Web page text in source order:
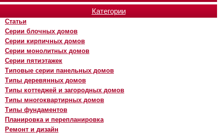
Категории
Статьи
Серии блочных домов
Серии кирпичных домов
Серии монолитных домов
Серии пятиэтажек
Типовые серии панельных домов
Типы деревянных домов
Типы коттеджей и загородных домов
Типы многоквартирных домов
Типы фундаментов
Планировка и перепланировка
Ремонт и дизайн